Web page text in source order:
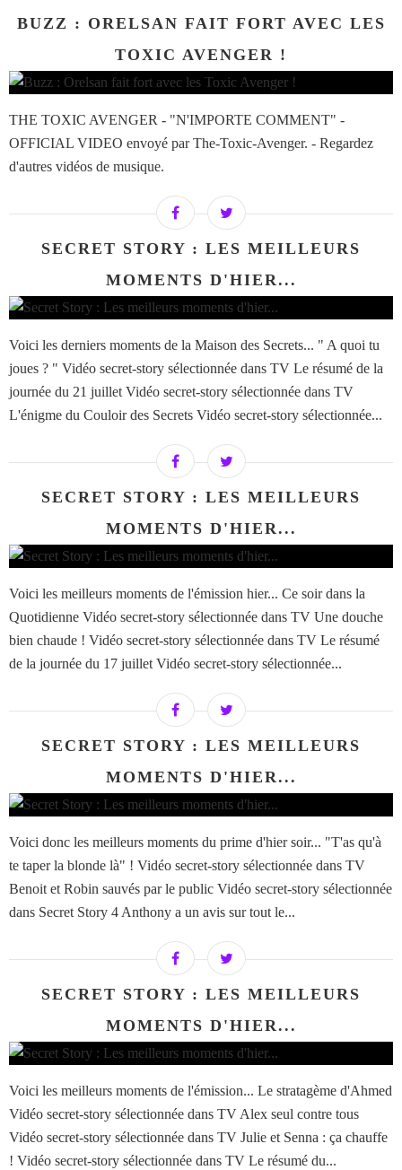
BUZZ : ORELSAN FAIT FORT AVEC LES
TOXIC AVENGER !
THE TOXIC AVENGER - "N'IMPORTE COMMENT" -
OFFICIAL VIDEO envoyé par The-Toxic-Avenger. - Regardez
d'autres vidéos de musique.
SECRET STORY : LES MEILLEURS
MOMENTS D'HIER...
Voici les derniers moments de la Maison des Secrets... " A quoi tu
joues ? " Vidéo secret-story sélectionnée dans TV Le résumé de la
journée du 21 juillet Vidéo secret-story sélectionnée dans TV
L'énigme du Couloir des Secrets Vidéo secret-story sélectionnée...
SECRET STORY : LES MEILLEURS
MOMENTS D'HIER...
Voici les meilleurs moments de l'émission hier... Ce soir dans la
Quotidienne Vidéo secret-story sélectionnée dans TV Une douche
bien chaude ! Vidéo secret-story sélectionnée dans TV Le résumé
de la journée du 17 juillet Vidéo secret-story sélectionnée...
SECRET STORY : LES MEILLEURS
MOMENTS D'HIER...
Voici donc les meilleurs moments du prime d'hier soir... "T'as qu'à
te taper la blonde là" ! Vidéo secret-story sélectionnée dans TV
Benoit et Robin sauvés par le public Vidéo secret-story sélectionnée
dans Secret Story 4 Anthony a un avis sur tout le...
SECRET STORY : LES MEILLEURS
MOMENTS D'HIER...
Voici les meilleurs moments de l'émission... Le stratagème d'Ahmed
Vidéo secret-story sélectionnée dans TV Alex seul contre tous
Vidéo secret-story sélectionnée dans TV Julie et Senna : ça chauffe
! Vidéo secret-story sélectionnée dans TV Le résumé du...